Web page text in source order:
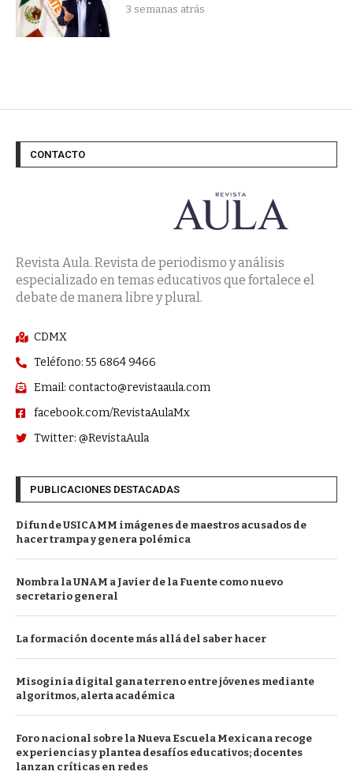
3 semanas atrás
CONTACTO
Revista Aula. Revista de periodismo y análisis
especializado en temas educativos que fortalece el
debate de manera libre y plural.
CDMX
Teléfono: 55 6864 9466
Email: contacto@revistaaula.com
facebook.com/RevistaAulaMx
Twitter: @RevistaAula
PUBLICACIONES DESTACADAS
Difunde USICAMM imágenes de maestros acusados de
hacer trampa y genera polémica
Nombra la UNAM a Javier de la Fuente como nuevo
secretario general
La formación docente más allá del saber hacer
Misoginia digital gana terreno entre jóvenes mediante
algoritmos, alerta académica
Foro nacional sobre la Nueva Escuela Mexicana recoge
experiencias y plantea desafíos educativos; docentes
lanzan críticas en redes